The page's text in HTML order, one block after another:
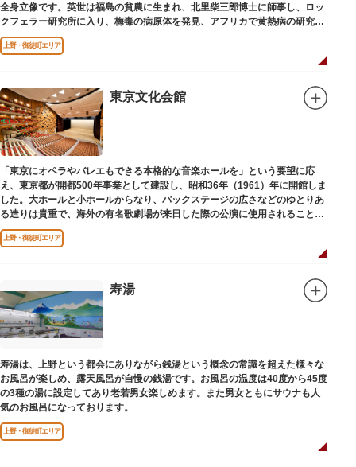
全身立像です。英世は福島の貧農に生まれ、北里柴三郎博士に師事し、ロッ
クフェラー研究所に入り、梅毒の病原体を発見、アフリカで黄熱病の研究中
感染して、死去しました。
上野・御徒町エリア
東京文化会館
「東京にオペラやバレエもできる本格的な音楽ホールを」という要望に応
え、東京都が開都500年事業として建設し、昭和36年（1961）年に開館しま
した。大ホールと小ホールからなり、バックステージの広さなどのゆとりあ
る造りは貴重で、海外の有名歌劇場が来日した際の公演に使用されることが
多いホールです。
上野・御徒町エリア
寿湯
寿湯は、上野という都会にありながら銭湯という概念の常識を超えた様々な
お風呂が楽しめ、露天風呂が自慢の銭湯です。お風呂の温度は40度から45度
の3種の湯に設定してあり老若男女楽しめます。また男女ともにサウナも人
気のお風呂になっております。
上野・御徒町エリア